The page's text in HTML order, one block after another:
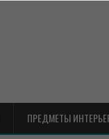
ПРЕДМЕТЫ